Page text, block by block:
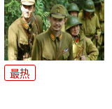
最热